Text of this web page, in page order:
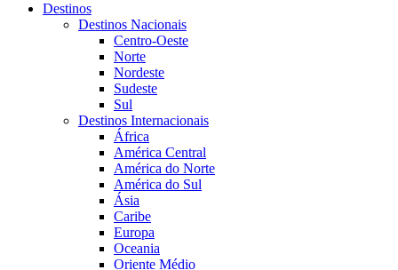
Destinos
Destinos Nacionais
Centro-Oeste
Norte
Nordeste
Sudeste
Sul
Destinos Internacionais
África
América Central
América do Norte
América do Sul
Ásia
Caribe
Europa
Oceania
Oriente Médio